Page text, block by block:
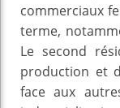
commerciaux
terme,
Le second
production et
face aux